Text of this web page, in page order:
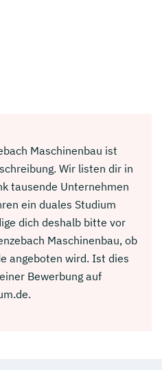
Maschinenbau ist
Wir listen dir in
tausende Unternehmen
ein duales Studium
dich deshalb bitte vor
Maschinenbau, ob
angeboten wird. Ist dies
Bewerbung auf